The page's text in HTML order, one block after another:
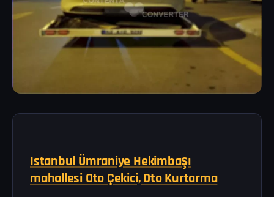
Istanbul Ümraniye Hekimbaşı
mahallesi Oto Çekici, Oto Kurtarma